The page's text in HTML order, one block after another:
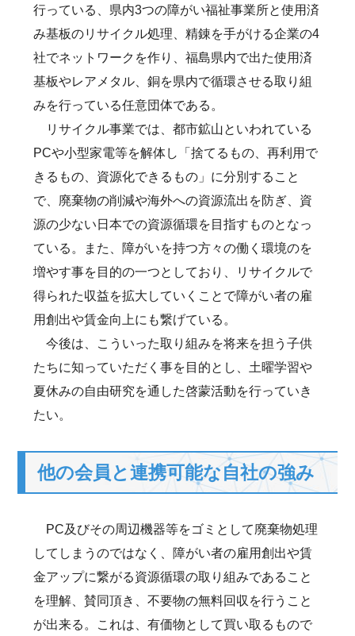
行っている、県内3つの障がい福祉事業所と使用済
み基板のリサイクル処理、精錬を手がける企業の4
社でネットワークを作り、福島県内で出た使用済
基板やレアメタル、銅を県内で循環させる取り組
みを行っている任意団体である。
リサイクル事業では、都市鉱山といわれている
PCや小型家電等を解体し「捨てるもの、再利用で
きるもの、資源化できるもの」に分別すること
で、廃棄物の削減や海外への資源流出を防ぎ、資
源の少ない日本での資源循環を目指すものとなっ
ている。また、障がいを持つ方々の働く環境のを
増やす事を目的の一つとしており、リサイクルで
得られた収益を拡大していくことで障がい者の雇
用創出や賃金向上にも繋げている。
今後は、こういった取り組みを将来を担う子供
たちに知っていただく事を目的とし、土曜学習や
夏休みの自由研究を通した啓蒙活動を行っていき
たい。
他の会員と連携可能な自社の強み
PC及びその周辺機器等をゴミとして廃棄物処理
してしまうのではなく、障がい者の雇用創出や賃
金アップに繋がる資源循環の取り組みであること
を理解、賛同頂き、不要物の無料回収を行うこと
が出来る。これは、有価物として買い取るもので